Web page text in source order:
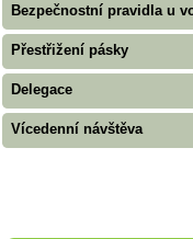
Bezpečnostní pravidla u
Přestřižení pásky
Delegace
Vícedenní návštěva